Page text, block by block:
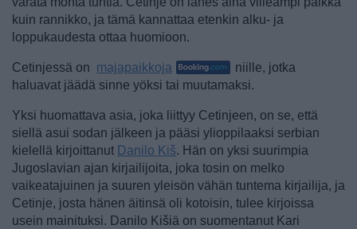
kuin rannikko, ja tämä kannattaa etenkin alku- ja
loppukaudesta ottaa huomioon.
Cetinjessä on majapaikkoja
niille, jotka
haluavat jäädä sinne yöksi tai muutamaksi.
Yksi huomattava asia, joka liittyy Cetinjeen, on se, että
siellä asui sodan jälkeen ja pääsi ylioppilaaksi serbian
kielellä kirjoittanut Danilo Kiš. Hän on yksi suurimpia
Jugoslavian ajan kirjailijoita, joka tosin on melko
vaikeatajuinen ja suuren yleisön vähän tuntema kirjailija, ja
Cetinje, josta hänen äitinsä oli kotoisin, tulee kirjoissa
usein mainituksi. Danilo Kišiä on suomentanut Kari